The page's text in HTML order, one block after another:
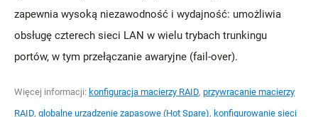
zapewnia wysoką niezawodność i wydajność: umożliwia
obsługę czterech sieci LAN w wielu trybach trunkingu
portów, w tym przełączanie awaryjne (fail-over).
Więcej informacji: konfiguracja macierzy RAID, przywracanie macierzy
RAID, globalne urządzenie zapasowe (Hot Spare), konfigurowanie sieci